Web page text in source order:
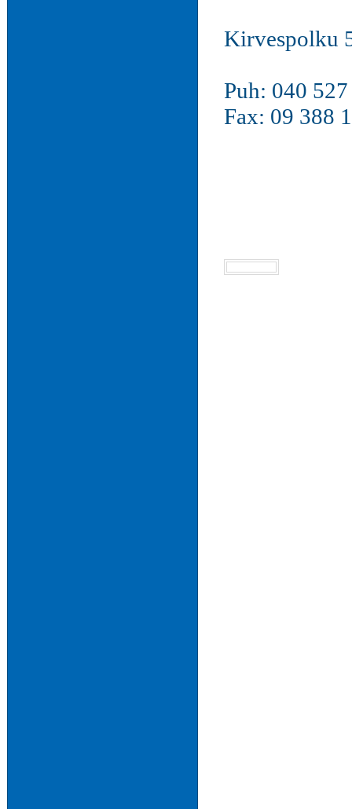
Kirvespolku
Puh: 040
Fax: 09 388